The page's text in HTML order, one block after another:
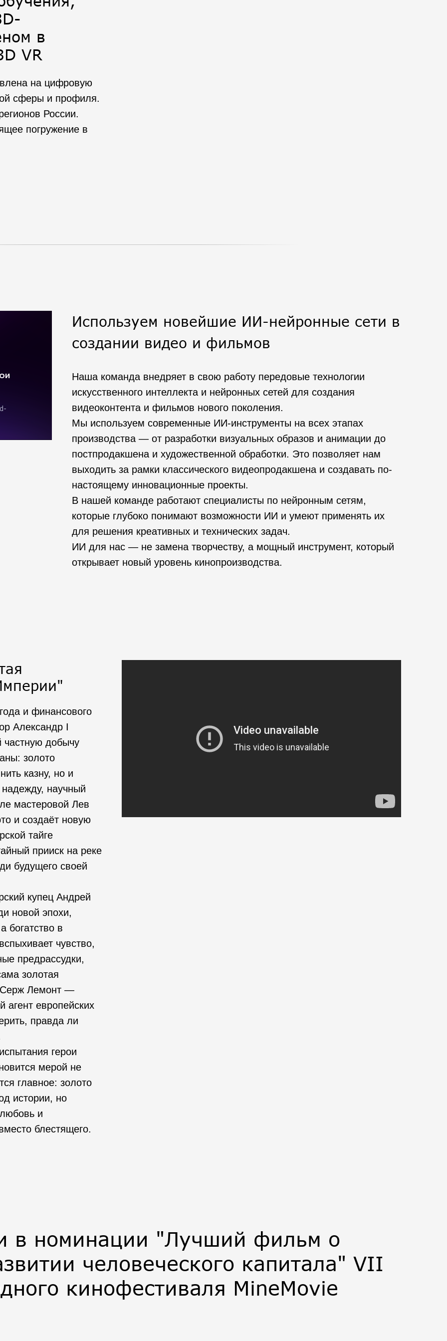
в
VR
на цифровую
сферы и профиля.
России.
погружение в
Используем новейшие ИИ-нейронные сети в
создании видео и фильмов
Наша команда внедряет в свою работу передовые технологии
искусственного интеллекта и нейронных сетей для создания
видеоконтента и фильмов нового поколения.
Мы используем современные ИИ-инструменты на всех этапах
производства — от разработки визуальных образов и анимации до
постпродакшена и художественной обработки. Это позволяет нам
выходить за рамки классического видеопродакшена и создавать по-
настоящему инновационные проекты.
В нашей команде работают специалисты по нейронным сетям,
которые глубоко понимают возможности ИИ и умеют применять их
для решения креативных и технических задач.
ИИ для нас — не замена творчеству, а мощный инструмент, который
открывает новый уровень кинопроизводства.
и финансового
Александр I
добычу
золото
казну, но и
научный
мастеровой Лев
и создаёт новую
тайге
прииск на реке
будущего своей
купец Андрей
новой эпохи,
богатство в
чувство,
предрассудки,
золотая
Серж Лемонт —
европейских
правда ли
герои
мерой не
главное: золото
истории, но
и
блестящего.
в номинации "Лучший фильм о
человеческого капитала" VII
кинофестиваля MineMovie